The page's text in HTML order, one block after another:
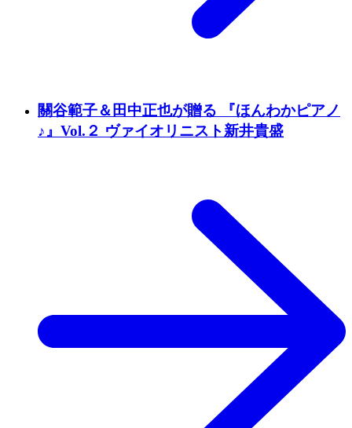
關谷範子＆田中正也が贈る 『ほんわかピアノ
♪』Vol.２ ヴァイオリニスト新井貴盛